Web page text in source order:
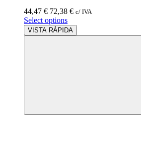
44,47 € 72,38 € c/ IVA
Select options
VISTA RÁPIDA